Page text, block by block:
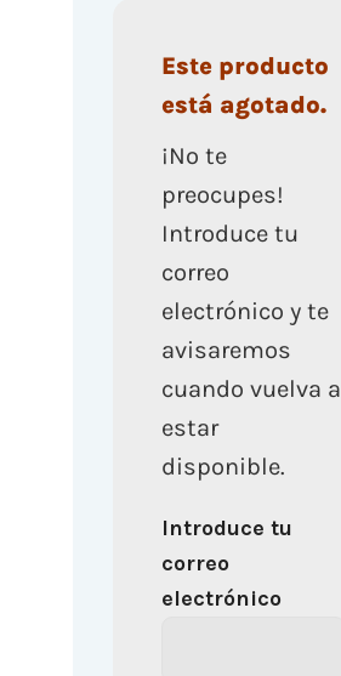
Este producto
está agotado.
¡No te
preocupes!
Introduce tu
correo
electrónico y te
avisaremos
cuando vuelva a
estar
disponible.
Introduce tu
correo
electrónico